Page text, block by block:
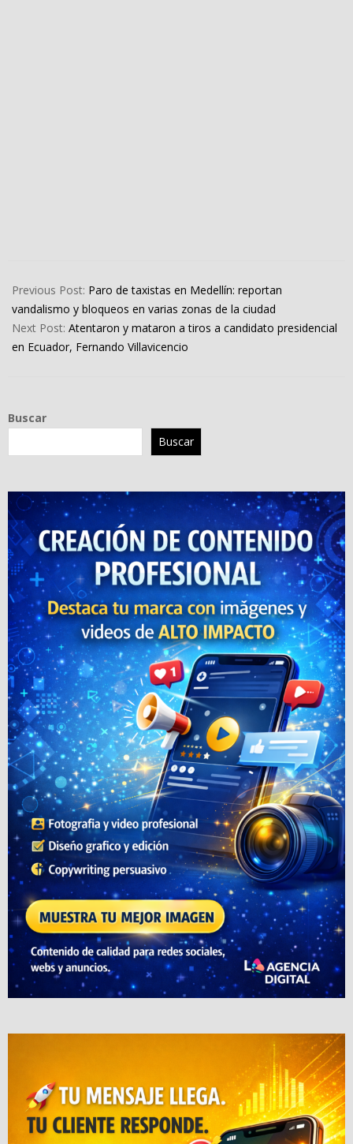
08-
09
Previous Post: Paro de taxistas en Medellín: reportan
vandalismo y bloqueos en varias zonas de la ciudad
Next Post: Atentaron y mataron a tiros a candidato presidencial
en Ecuador, Fernando Villavicencio
Buscar
Buscar